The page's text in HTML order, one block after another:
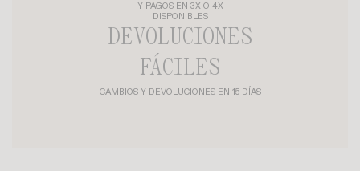
Y PAGOS EN 3X O 4X
DISPONIBLES
DEVOLUCIONES
FÁCILES
CAMBIOS Y DEVOLUCIONES EN 15 DÍAS